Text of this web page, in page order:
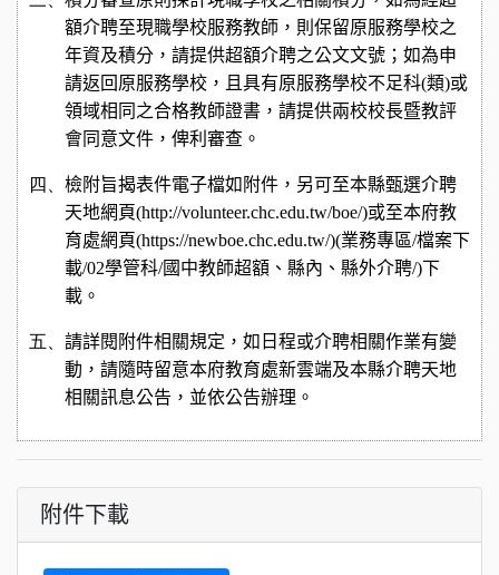
額介聘至現職學校服務教師，則保留原服務學校之
年資及積分，請提供超額介聘之公文文號；如為申
請返回原服務學校，且具有原服務學校不足科(類)或
領域相同之合格教師證書，請提供兩校校長暨教評
會同意文件，俾利審查。
四、 檢附旨揭表件電子檔如附件，另可至本縣甄選介聘
天地網頁(http://volunteer.chc.edu.tw/boe/)或至本府教
育處網頁(https://newboe.chc.edu.tw/)(業務專區/檔案下
載/02學管科/國中教師超額、縣內、縣外介聘/)下
載。
五、 請詳閱附件相關規定，如日程或介聘相關作業有變
動，請隨時留意本府教育處新雲端及本縣介聘天地
相關訊息公告，並依公告辦理。
附件下載